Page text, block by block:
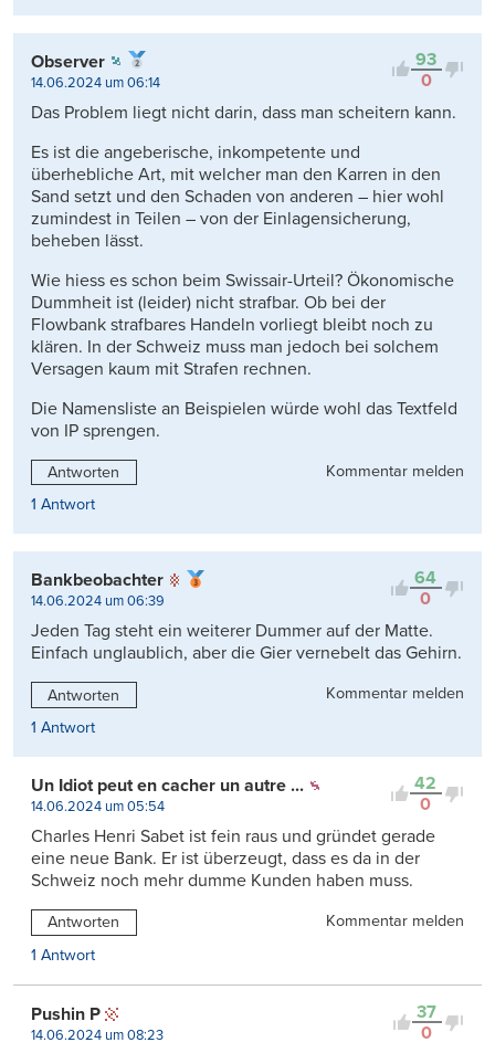
93
0
Observer
14.06.2024 um 06:14
Das Problem liegt nicht darin, dass man scheitern kann.
Es ist die angeberische, inkompetente und
überhebliche Art, mit welcher man den Karren in den
Sand setzt und den Schaden von anderen – hier wohl
zumindest in Teilen – von der Einlagensicherung,
beheben lässt.
Wie hiess es schon beim Swissair-Urteil? Ökonomische
Dummheit ist (leider) nicht strafbar. Ob bei der
Flowbank strafbares Handeln vorliegt bleibt noch zu
klären. In der Schweiz muss man jedoch bei solchem
Versagen kaum mit Strafen rechnen.
Die Namensliste an Beispielen würde wohl das Textfeld
von IP sprengen.
Antworten
Kommentar melden
1 Antwort
64
0
Bankbeobachter
14.06.2024 um 06:39
Jeden Tag steht ein weiterer Dummer auf der Matte.
Einfach unglaublich, aber die Gier vernebelt das Gehirn.
Antworten
Kommentar melden
1 Antwort
42
0
Un Idiot peut en cacher un autre ...
14.06.2024 um 05:54
Charles Henri Sabet ist fein raus und gründet gerade
eine neue Bank. Er ist überzeugt, dass es da in der
Schweiz noch mehr dumme Kunden haben muss.
Antworten
Kommentar melden
1 Antwort
37
0
Pushin P
14.06.2024 um 08:23